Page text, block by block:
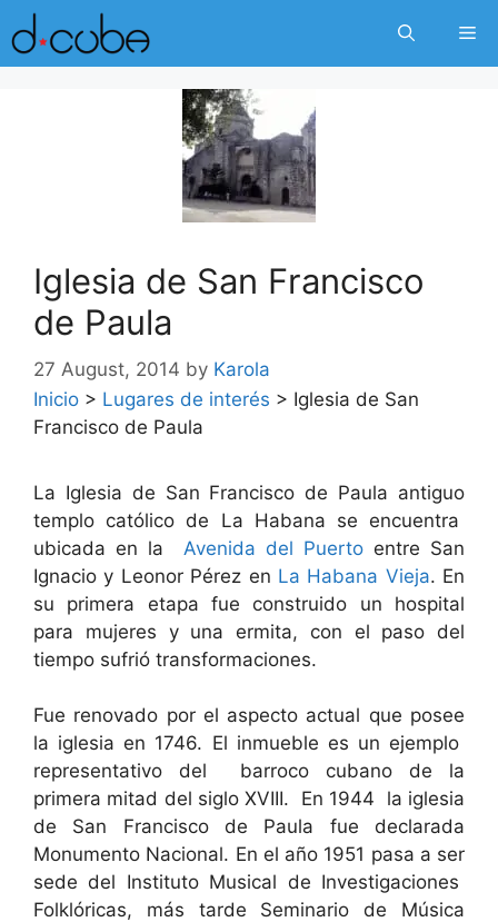
Skip
to
content
Iglesia de San Francisco
de Paula
27 August, 2014 by Karola
Inicio > Lugares de interés > Iglesia de San
Francisco de Paula
La Iglesia de San Francisco de Paula antiguo
templo católico de La Habana se encuentra
ubicada en la Avenida del Puerto entre San
Ignacio y Leonor Pérez en La Habana Vieja. En
su primera etapa fue construido un hospital
para mujeres y una ermita, con el paso del
tiempo sufrió transformaciones.
Fue renovado por el aspecto actual que posee
la iglesia en 1746. El inmueble es un ejemplo
representativo del barroco cubano de la
primera mitad del siglo XVIII. En 1944 la iglesia
de San Francisco de Paula fue declarada
Monumento Nacional. En el año 1951 pasa a ser
sede del Instituto Musical de Investigaciones
Folklóricas, más tarde Seminario de Música